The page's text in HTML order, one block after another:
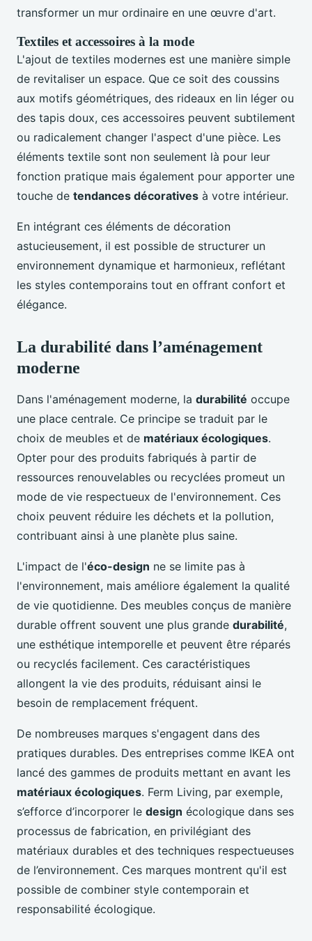
transformer un mur ordinaire en une œuvre d'art.
Textiles et accessoires à la mode
L'ajout de textiles modernes est une manière simple
de revitaliser un espace. Que ce soit des coussins
aux motifs géométriques, des rideaux en lin léger ou
des tapis doux, ces accessoires peuvent subtilement
ou radicalement changer l'aspect d'une pièce. Les
éléments textile sont non seulement là pour leur
fonction pratique mais également pour apporter une
touche de tendances décoratives à votre intérieur.
En intégrant ces éléments de décoration
astucieusement, il est possible de structurer un
environnement dynamique et harmonieux, reflétant
les styles contemporains tout en offrant confort et
élégance.
La durabilité dans l’aménagement
moderne
Dans l'aménagement moderne, la durabilité occupe
une place centrale. Ce principe se traduit par le
choix de meubles et de matériaux écologiques.
Opter pour des produits fabriqués à partir de
ressources renouvelables ou recyclées promeut un
mode de vie respectueux de l'environnement. Ces
choix peuvent réduire les déchets et la pollution,
contribuant ainsi à une planète plus saine.
L'impact de l'éco-design ne se limite pas à
l'environnement, mais améliore également la qualité
de vie quotidienne. Des meubles conçus de manière
durable offrent souvent une plus grande durabilité,
une esthétique intemporelle et peuvent être réparés
ou recyclés facilement. Ces caractéristiques
allongent la vie des produits, réduisant ainsi le
besoin de remplacement fréquent.
De nombreuses marques s'engagent dans des
pratiques durables. Des entreprises comme IKEA ont
lancé des gammes de produits mettant en avant les
matériaux écologiques. Ferm Living, par exemple,
s’efforce d’incorporer le design écologique dans ses
processus de fabrication, en privilégiant des
matériaux durables et des techniques respectueuses
de l’environnement. Ces marques montrent qu'il est
possible de combiner style contemporain et
responsabilité écologique.